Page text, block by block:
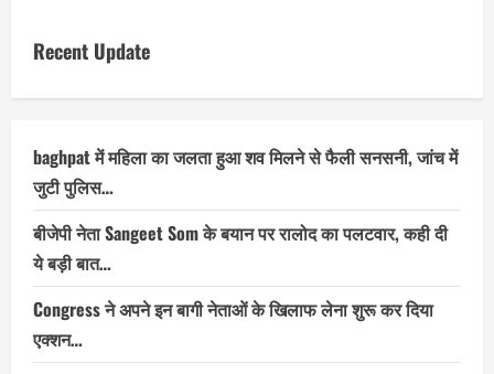
Recent Update
baghpat में महिला का जलता हुआ शव मिलने से फैली सनसनी, जांच में
जुटी पुलिस…
बीजेपी नेता Sangeet Som के बयान पर रालोद का पलटवार, कही दी
ये बड़ी बात…
Congress ने अपने इन बागी नेताओं के खिलाफ लेना शुरू कर दिया
एक्शन…